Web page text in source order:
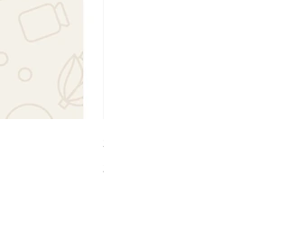
SMG 031 x3 green lights
230,00 £